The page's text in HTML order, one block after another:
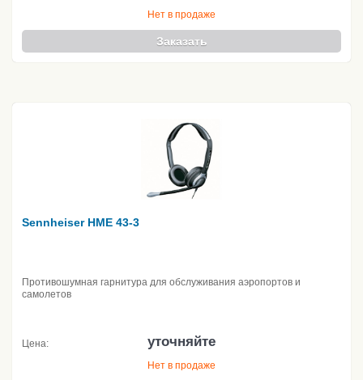
Нет в продаже
Заказать
Sennheiser HME 43-3
Противошумная гарнитура для обслуживания аэропортов и
самолетов
Цена: уточняйте
Нет в продаже